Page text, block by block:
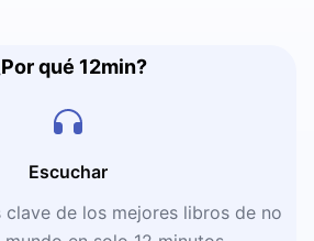
qué 12min?
Escuchar
clave de los mejores libros de no